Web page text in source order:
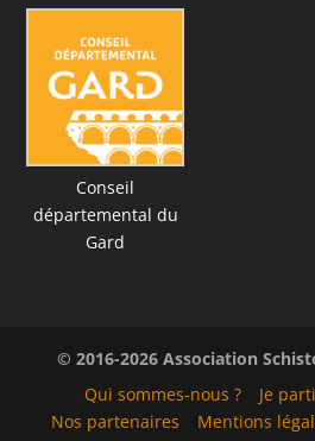
Conseil
départemental du
Gard
© 2016-2026 Association
Qui sommes-nous ?
Je
Nos partenaires
Mentions